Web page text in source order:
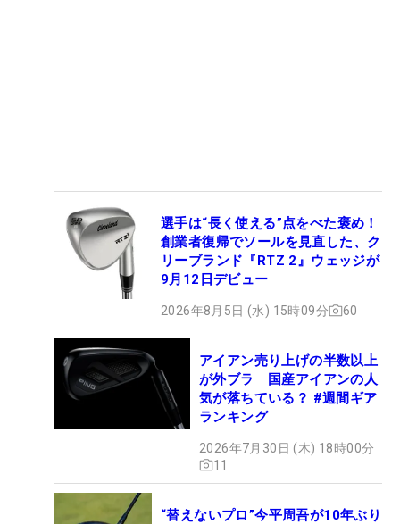
選手は“長く使える”点をべた褒め！
創業者復帰でソールを見直した、ク
リーブランド『RTZ 2』ウェッジが
9月12日デビュー
2026年8月5日 (水) 15時09分 60
アイアン売り上げの半数以上
が外ブラ 国産アイアンの人
気が落ちている？ #週間ギア
ランキング
2026年7月30日 (木) 18時00分
11
“替えないプロ”今平周吾が10年ぶり